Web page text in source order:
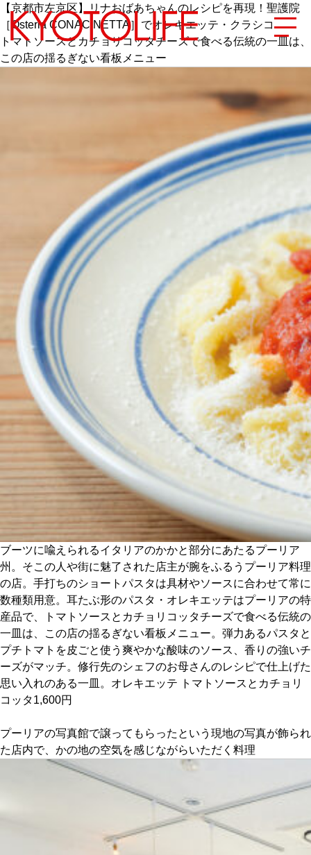
カテゴリーから探す
SPECIAL
NEW OPEN
SERIES
CULTURE
ABOUT US
Instagram
チケットプレゼント応募
MAIN MENU
SERIES
カレーが好き
京都おやつクラブ
私と店のはなし
今月の京みやげ
京都の書店
【京都市左京区】リナおばあちゃんのレシピを再現！聖護院
［Osteria CONACINETTA］でオレキエッテ・クラシコ
トマトソースとカチョリコッタチーズで食べる伝統の一皿は、
この店の揺るぎない看板メニュー
ブーツに喩えられるイタリアのかかと部分にあたるプーリア
州。そこの人や街に魅了された店主が腕をふるうプーリア料理
の店。手打ちのショートパスタは具材やソースに合わせて常に
数種類用意。耳たぶ形のパスタ・オレキエッテはプーリアの特
産品で、トマトソースとカチョリコッタチーズで食べる伝統の
一皿は、この店の揺るぎない看板メニュー。弾力あるパスタと
プチトマトを皮ごと使う爽やかな酸味のソース、香りの強いチ
ーズがマッチ。修行先のシェフのお母さんのレシピで仕上げた
思い入れのある一皿。オレキエッテ トマトソースとカチョリ
コッタ1,600円
プーリアの写真館で譲ってもらったという現地の写真が飾られ
た店内で、かの地の空気を感じながらいただく料理